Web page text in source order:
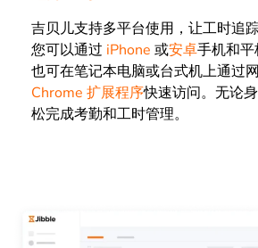
吉贝儿支持多平台使用，让工时追
您可以通过 iPhone 或安卓手机和平
也可在笔记本电脑或台式机上通过
Chrome 扩展程序快速访问。无论
松完成考勤和工时管理。